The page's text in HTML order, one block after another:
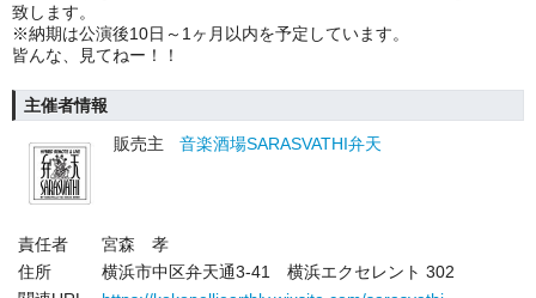
致します。
※納期は公演後10日～1ヶ月以内を予定しています。
皆んな、見てねー！！
主催者情報
販売主
音楽酒場SARASVATHI弁天
責任者
宮森 孝
住所
横浜市中区弁天通3-41 横浜エクセレント 302